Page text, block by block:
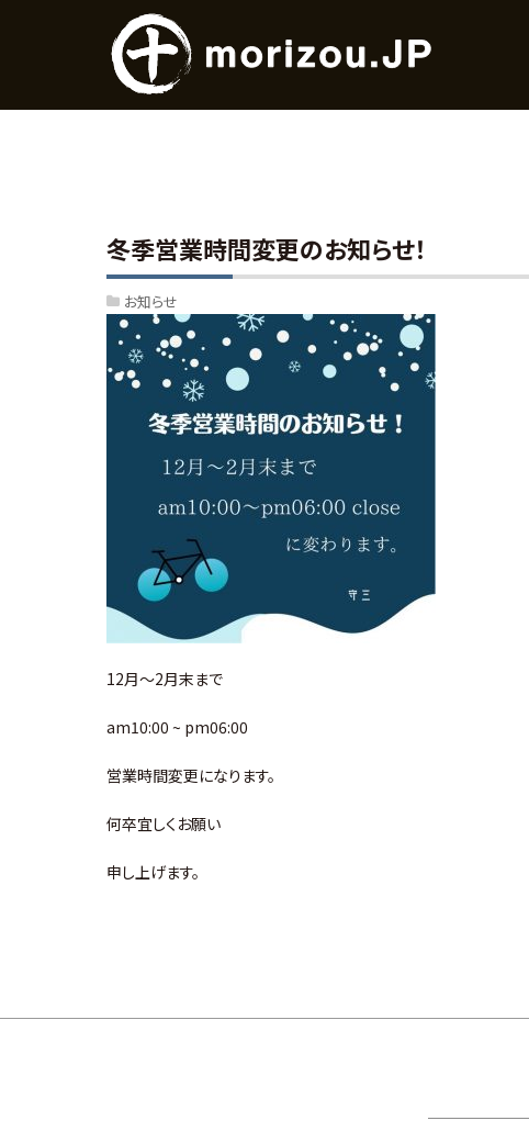
冬季営業時間変更のお知らせ！
お知らせ
12月～2月末まで
am10:00 ~ pm06:00
営業時間変更になります。
何卒宜しくお願い
申し上げます。